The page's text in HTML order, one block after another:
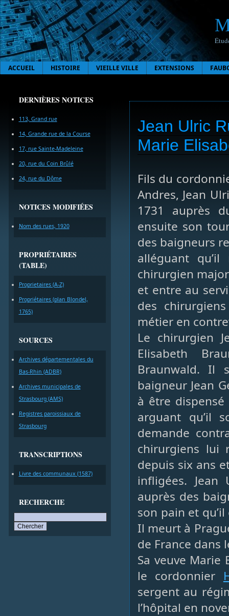
ACCUEIL HISTOIRE VIEILLE VILLE EXTENSIONS
DERNIÈRES NOTICES
113, Grand rue
14, Grande rue de la Course
17, rue Sainte-Madeleine
20, rue du Coin Brûlé
24, rue du Dôme
NOTICES MODIFIÉES
Nom des rues, 1920
PROPRIÉTAIRES
(TABLE)
Proprietaires (A-Z)
Propriétaires (plan Blondel,
1765)
SOURCES
Archives départementales du
Bas-Rhin (ADBR)
Archives municipales de
Strasbourg (AMS)
Registres paroissiaux de
Strasbourg
TRANSCRIPTIONS
Livre des communaux (1587)
RECHERCHE
Jean Ulric
Marie
Fils du
Andres, Jean
1731 auprès
ensuite son
des baigneurs
alléguant
chirurgien
et entre au
des
métier en
Le chirurgien
Elisabeth
Braunwald. Il
baigneur Jean
à être
arguant qu’il
demande
chirurgiens lui
depuis six ans
infligées. Jean
auprès des
son pain et
Il meurt à
de France dans
Sa veuve Marie
le cordonnier
sergent au
l’hôpital en